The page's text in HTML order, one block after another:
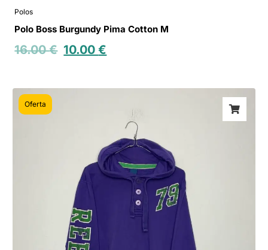
Polos
Polo Boss Burgundy Pima Cotton M
16.00€ 10.00€
Oferta